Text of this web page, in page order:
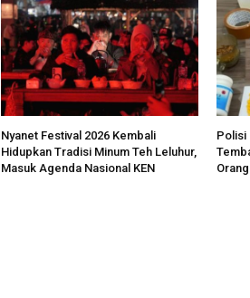
Nyanet Festival 2026 Kembali
Hidupkan Tradisi Minum Teh Leluhur,
Masuk Agenda Nasional KEN
Polisi